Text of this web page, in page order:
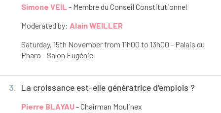
Simone VEIL - Membre du Conseil Constitutionnel
Moderated by: Alain WEILLER
Saturday, 15th November from 11h00 to 13h00 - Palais du
Pharo - Salon Eugénie
3. La croissance est-elle génératrice d'emplois ?
Pierre BLAYAU- Chairman Moulinex